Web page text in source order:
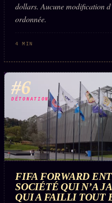
dollars. Aucune modification
ordonnée.
4 MIN
#6
DÉTONATION
FIFA FORWARD
SOCIÉTÉ QUI N’A
QUI A FAILLI TOUT